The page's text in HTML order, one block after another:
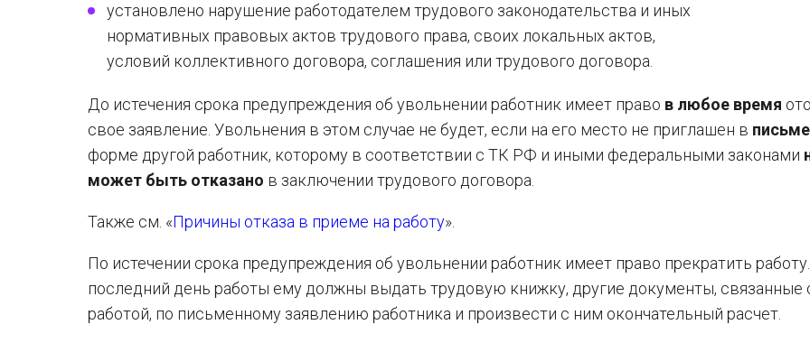
установлено нарушение работодателем трудового законодательства и иных
нормативных правовых актов трудового права, своих локальных актов,
условий коллективного договора, соглашения или трудового договора.
До истечения срока предупреждения об увольнении работник имеет право в любое время
свое заявление. Увольнения в этом случае не будет, если на его место не приглашен в
форме другой работник, которому в соответствии с ТК РФ и иными федеральными законами
может быть отказано в заключении трудового договора.
Также см. «Причины отказа в приеме на работу».
По истечении срока предупреждения об увольнении работник имеет право прекратить
последний день работы ему должны выдать трудовую книжку, другие документы, связанные
работой, по письменному заявлению работника и произвести с ним окончательный расчет.